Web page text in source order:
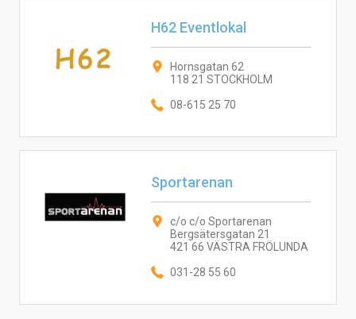
H62 Eventlokal
Hornsgatan 62
118 21 STOCKHOLM
08-615 25 70
Sportarenan
c/o c/o Sportarenan
Bergsätersgatan 21
421 66 VÄSTRA FRÖLUNDA
031-28 55 60